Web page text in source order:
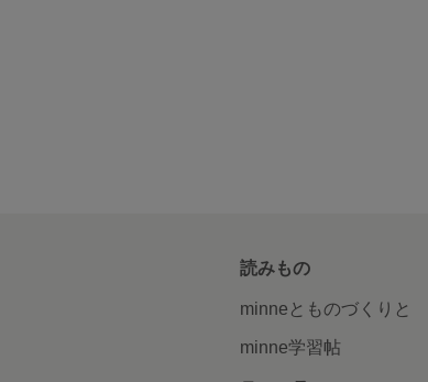
読みもの
minneとものづくりと
minne学習帖